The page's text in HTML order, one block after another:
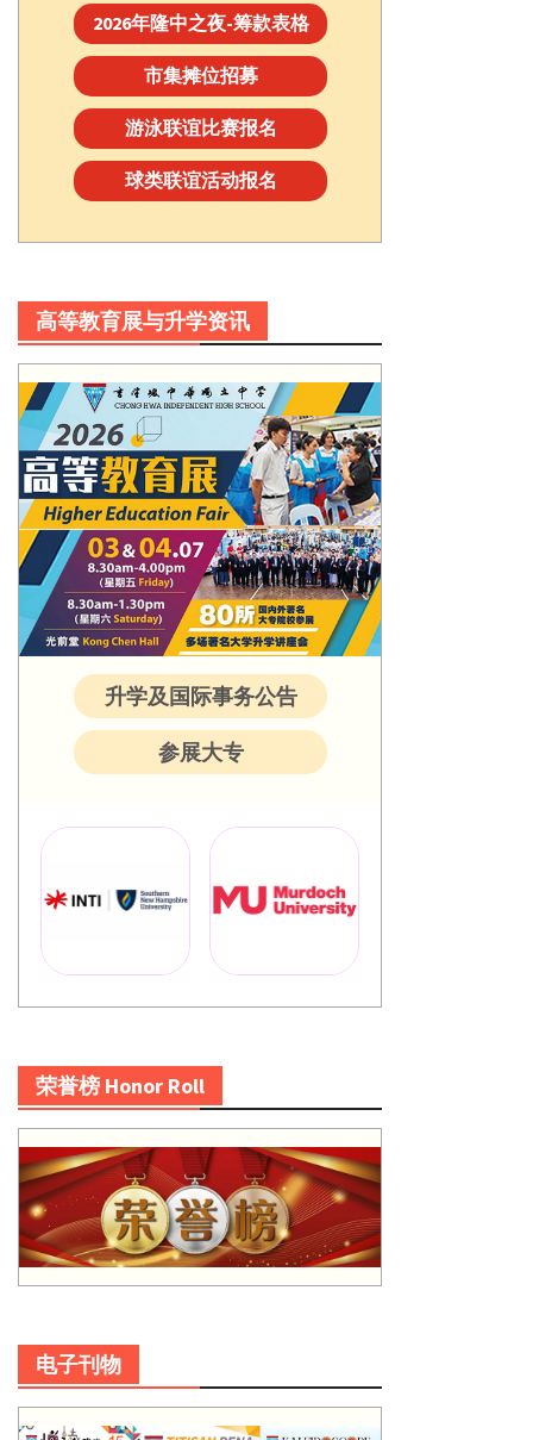
2026年隆中之夜-筹款表格
市集摊位招募
游泳联谊比赛报名
球类联谊活动报名
高等教育展与升学资讯
升学及国际事务公告
参展大专
荣誉榜 Honor Roll
电子刊物